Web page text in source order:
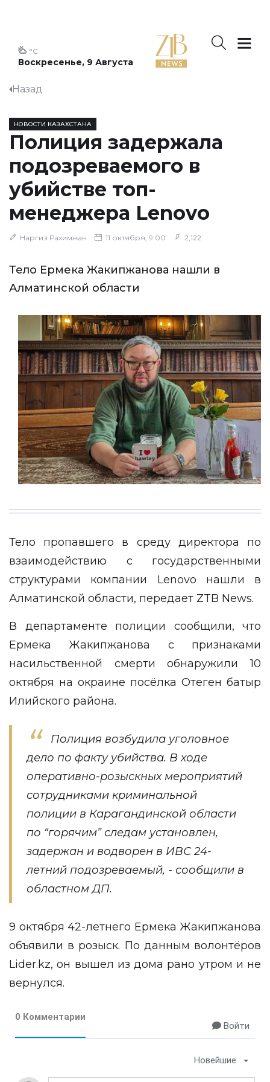
Воскресенье, 9 Августа
°C
Назад
НОВОСТИ КАЗАХСТАНА
Полиция задержала
подозреваемого в
убийстве топ-
менеджера Lenovo
Наргиз Рахимжан 11 октября, 9:00 2,122
Тело Ермека Жакипжанова нашли в
Алматинской области
Тело пропавшего в среду директора по
взаимодействию с государственными
структурами компании Lenovo нашли в
Алматинской области, передает ZTB News.
В департаменте полиции сообщили, что
Ермека Жакипжанова с признаками
насильственной смерти обнаружили 10
октября на окраине посёлка Отеген батыр
Илийского района.
Полиция возбудила уголовное
дело по факту убийства. В ходе
оперативно-розыскных мероприятий
сотрудниками криминальной
полиции в Карагандинской области
по “горячим” следам установлен,
задержан и водворен в ИВС 24-
летний подозреваемый, - сообщили в
областном ДП.
9 октября 42-летнего Ермека Жакипжанова
объявили в розыск. По данным волонтёров
Lider.kz, он вышел из дома рано утром и не
вернулся.
0 Комментарии
Войти
Новейшие